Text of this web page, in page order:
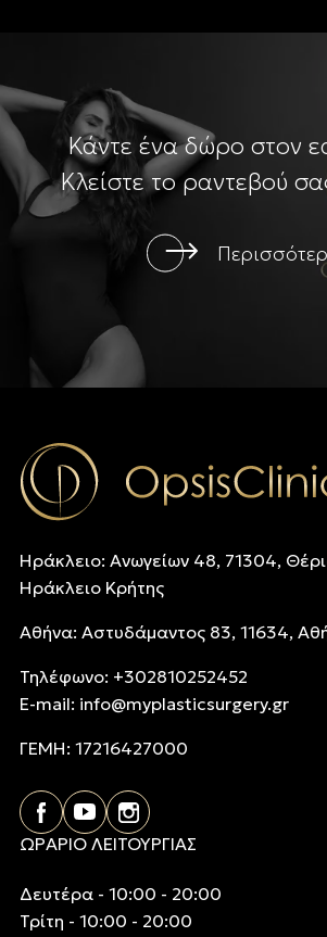
Κάντε ένα δώρο στον
Κλείστε το ραντεβού
Ηράκλειο: Ανωγείων 48, 71304,
Ηράκλειο Κρήτης
Αθήνα: Αστυδάμαντος 83, 11634,
Τηλέφωνo: +302810252452
E-mail: info@myplasticsurgery.gr
ΓΕΜΗ: 17216427000
ΩΡΑΡΙΟ ΛΕΙΤΟΥΡΓΙΑΣ
Δευτέρα - 10:00 - 20:00
Τρίτη - 10:00 - 20:00